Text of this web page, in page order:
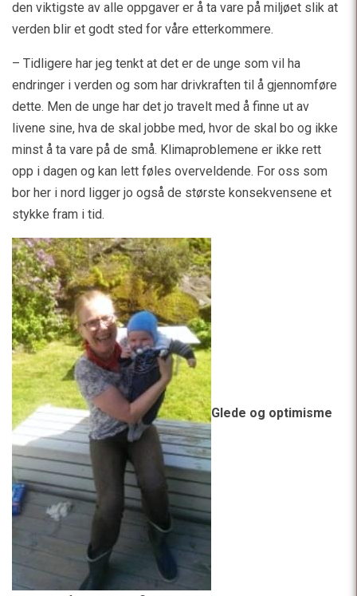
den viktigste av alle oppgaver er å ta vare på miljøet slik at
verden blir et godt sted for våre etterkommere.
– Tidligere har jeg tenkt at det er de unge som vil ha
endringer i verden og som har drivkraften til å gjennomføre
dette. Men de unge har det jo travelt med å finne ut av
livene sine, hva de skal jobbe med, hvor de skal bo og ikke
minst å ta vare på de små. Klimaproblemene er ikke rett
opp i dagen og kan lett føles overveldende. For oss som
bor her i nord ligger jo også de største konsekvensene et
stykke fram i tid.
Glede og optimisme